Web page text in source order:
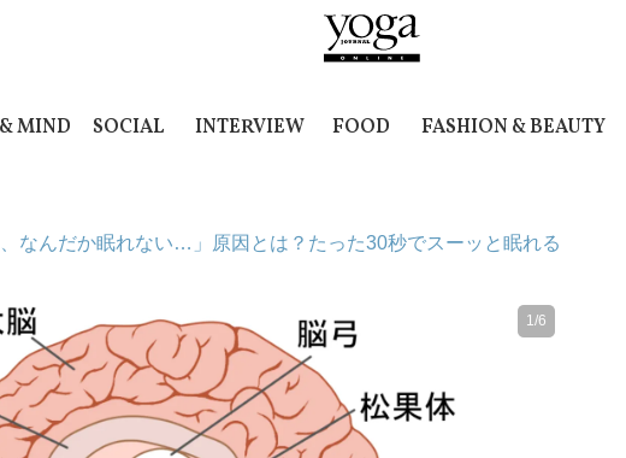
MIND SOCIAL INTERVIEW FOOD FASHION & BEAUTY
なんだか眠れない…」原因とは？たった30秒でスーッと眠れる
1/6